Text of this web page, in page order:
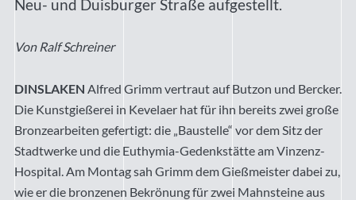
Neu- und Duisburger Straße aufgestellt.
Von Ralf Schreiner
DINSLAKEN Alfred Grimm vertraut auf Butzon und Bercker.
Die Kunstgießerei in Kevelaer hat für ihn bereits zwei große
Bronzearbeiten gefertigt: die „Baustelle“ vor dem Sitz der
Stadtwerke und die Euthymia-Gedenkstätte am Vinzenz-
Hospital. Am Montag sah Grimm dem Gießmeister dabei zu,
wie er die bronzenen Bekrönung für zwei Mahnsteine aus